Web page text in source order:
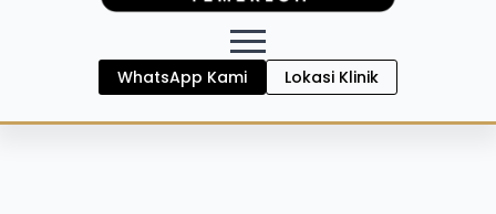
WhatsApp Kami Lokasi Klinik